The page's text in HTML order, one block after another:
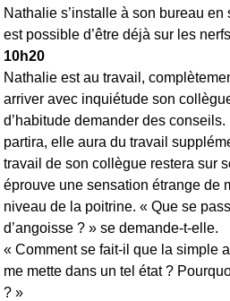
Nathalie s’installe à son bureau en
est possible d’être déjà sur les
10h20
Nathalie est au travail,
arriver avec inquiétude son
d’habitude demander des
partira, elle aura du travail
travail de son collègue restera sur
éprouve une sensation étrange de
niveau de la poitrine. « Que se
d’angoisse ? » se demande-t-elle.
« Comment se fait-il que la simple
me mette dans un tel état ?
? »